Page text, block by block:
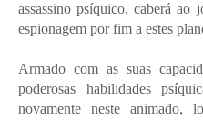
assassino psíquico, caberá ao
espionagem por fim a estes
Armado com as suas
poderosas habilidades
novamente neste animado,